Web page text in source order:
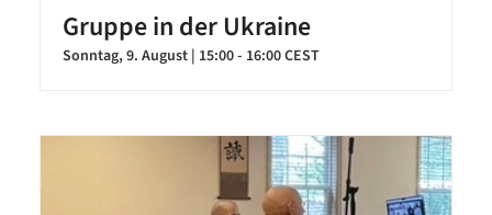
Gruppe in der Ukraine
Sonntag, 9. August | 15:00- 16:00CEST